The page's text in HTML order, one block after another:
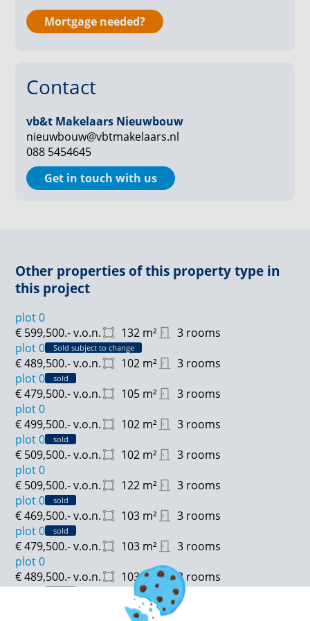
Bij de entree is een aparte ruimte voor de
ga je lekker in je loggia zitten. Hier zit je heerlijk
beschut en geniet je van een goed boek, eet je lekker
met vrienden of doe je lekker niks.
- Inclusief eigen parkeerplaats
Mortgage needed?
Contact
vb&t Makelaars Nieuwbouw
nieuwbouw@vbtmakelaars.nl
088 5454645
Get in touch with us
Other properties of this property type in
this project
plot 0
132 m² 3 rooms
€ 599,500.-v.o.n.
plot 0
Sold subject to change
102 m² 3 rooms
€ 489,500.-v.o.n.
plot 0
sold
105 m² 3 rooms
€ 479,500.-v.o.n.
plot 0
102 m² 3 rooms
€ 499,500.-v.o.n.
plot 0
sold
102 m² 3 rooms
€ 509,500.-v.o.n.
plot 0
122 m² 3 rooms
€ 509,500.-v.o.n.
plot 0
sold
103 m² 3 rooms
€ 469,500.-v.o.n.
plot 0
sold
103 m² 3 rooms
€ 479,500.-v.o.n.
plot 0
103m² 3 rooms
€ 489,500.-v.o.n.
plot 0
147m² 6 rooms